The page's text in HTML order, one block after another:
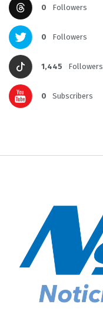
0 Followers
0 Followers
1,445 Followers
0 Subscribers